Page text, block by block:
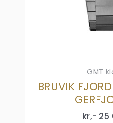
GMT
BRUVIK
kr,- 25